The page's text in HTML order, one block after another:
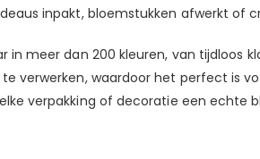
inpakt, bloemstukken afwerkt of
in meer dan 200 kleuren, van tijdloos
verwerken, waardoor het perfect is
verpakking of decoratie een echte